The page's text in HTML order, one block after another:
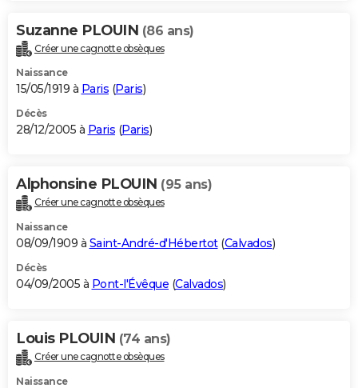
Suzanne PLOUIN (86 ans)
Créer une cagnotte obsèques
Naissance
15/05/1919 à Paris (Paris)
Décès
28/12/2005 à Paris (Paris)
Alphonsine PLOUIN (95 ans)
Créer une cagnotte obsèques
Naissance
08/09/1909 à Saint-André-d'Hébertot(Calvados)
Décès
04/09/2005 à Pont-l'Évêque (Calvados)
Louis PLOUIN (74 ans)
Créer une cagnotte obsèques
Naissance